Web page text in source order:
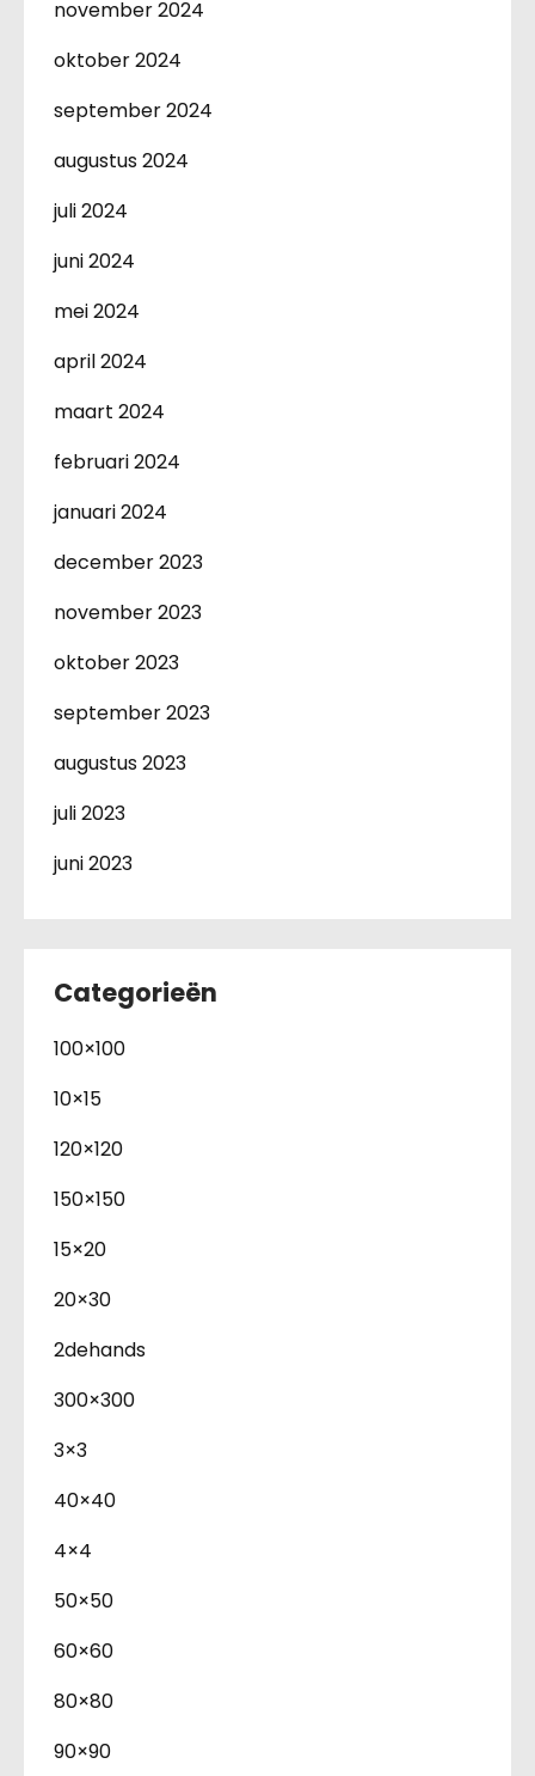
november 2024
oktober 2024
september 2024
augustus 2024
juli 2024
juni 2024
mei 2024
april 2024
maart 2024
februari 2024
januari 2024
december 2023
november 2023
oktober 2023
september 2023
augustus 2023
juli 2023
juni 2023
Categorieën
100×100
10×15
120×120
150×150
15×20
20×30
2dehands
300×300
3×3
40×40
4×4
50×50
60×60
80×80
90×90